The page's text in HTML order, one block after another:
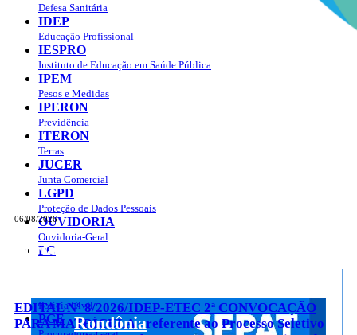
06/08/2026
Portal do Governo do
Rondônia
Defesa Sanitária
IDEP
Educação Profissional
IESPRO
Instituto de Educação em Saúde Pública
IPEM
Pesos e Medidas
IPERON
Previdência
ITERON
Terras
JUCER
Junta Comercial
LGPD
Proteção de Dados Pessoais
OUVIDORIA
Ouvidoria-Geral
PC
Polícia Civil
PGE
EDITAL Nº 8/2026/IDEP-ETEC 2ª CONVOCAÇÃO
PARA MATRÍCULA - referente ao Processo Seletivo